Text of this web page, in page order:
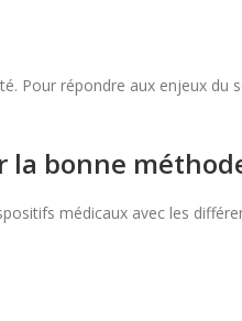
Pour répondre aux enjeux du
bonne
médicaux avec les